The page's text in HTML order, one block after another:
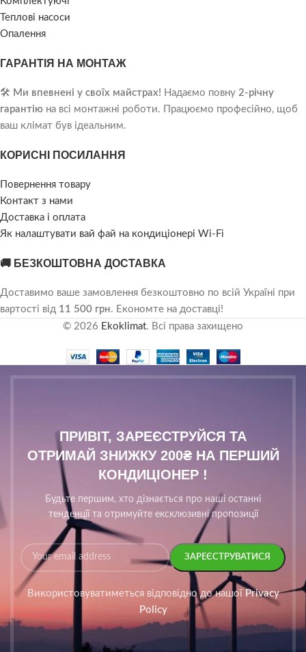
Теплові насоси
Опалення
ГАРАНТІЯ НА МОНТАЖ
🛠️ Ми впевнені у своїх майстрах! Надаємо повну 2-річну
гарантію на всі монтажні роботи. Працюємо професійно, щоб
ваш клімат був ідеальним.
КОРИСНІ ПОСИЛАННЯ
Повернення товару
Контакт з нами
Доставка і оплата
Як налаштувати вай фай на кондиціонері Wi-Fi
🚚 БЕЗКОШТОВНА ДОСТАВКА
Доставимо ваше замовлення безкоштовно по всій Україні при
вартості від 11 500 грн. Економте на доставці!
© 2026 Ekoklimat. Всі права захищено
ПРИВІТ, ЗАРЕЄСТРУЙСЯ ТА
ОТРИМАЙ ЗНИЖКУ 200₴ НА ПЕРШИЙ
КОНДИЦІОНЕР !
Будьте першим, хто дізнається про наші останні
тенденції та отримуйте ексклюзивні пропозиції
Використовуватиметься відповідно до нашої Privacy
Policy